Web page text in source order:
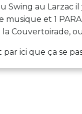
Swing au Larzac il
musique et 1
Couvertoirade,
par ici que ça se